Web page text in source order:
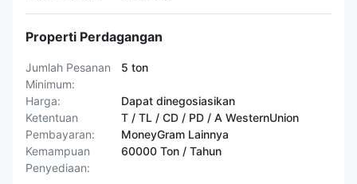
Properti Perdagangan
Jumlah Pesanan
Minimum:
5 ton
Harga:
Dapat dinegosiasikan
Ketentuan
Pembayaran:
T / TL / CD / PD / A WesternUnion
MoneyGram Lainnya
Kemampuan
Penyediaan:
60000 Ton / Tahun